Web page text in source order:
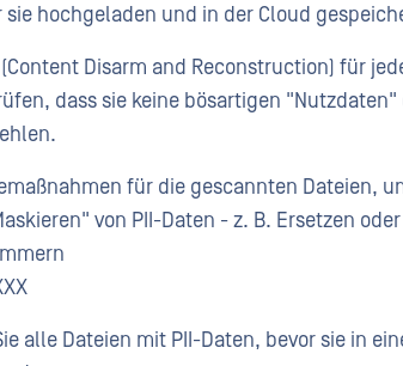
hochgeladen und in der Cloud
(Content Disarm and Reconstruction) für
dass sie keine bösartigen
für die gescannten Dateien,
von PII-Daten - z. B. Ersetzen
alle Dateien mit PII-Daten, bevor sie in